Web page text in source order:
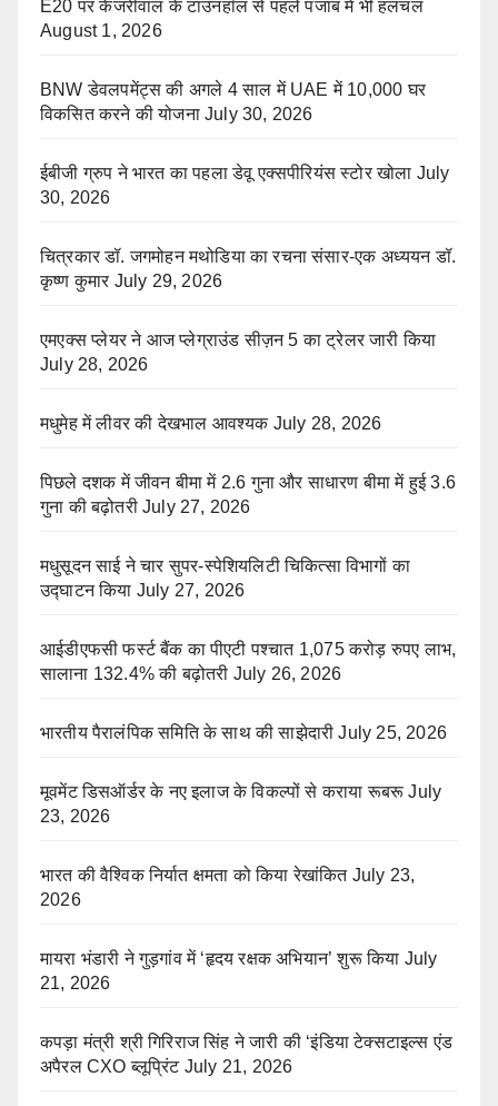
E20 पर केजरीवाल के टाउनहॉल से पहले पंजाब में भी हलचल
August 1, 2026
BNW डेवलपमेंट्स की अगले 4 साल में UAE में 10,000 घर
विकसित करने की योजना July 30, 2026
ईबीजी ग्रुप ने भारत का पहला डेवू एक्सपीरियंस स्टोर खोला July
30, 2026
चित्रकार डॉ. जगमोहन मथोडिया का रचना संसार-एक अध्ययन डॉ.
कृष्ण कुमार July 29, 2026
एमएक्स प्लेयर ने आज प्लेग्राउंड सीज़न 5 का ट्रेलर जारी किया
July 28, 2026
मधुमेह में लीवर की देखभाल आवश्यक July 28, 2026
पिछले दशक में जीवन बीमा में 2.6 गुना और साधारण बीमा में हुई 3.6
गुना की बढ़ोतरी July 27, 2026
मधुसूदन साई ने चार सुपर-स्पेशियलिटी चिकित्सा विभागों का
उद्घाटन किया July 27, 2026
आईडीएफसी फर्स्ट बैंक का पीएटी पश्चात 1,075 करोड़ रुपए लाभ,
सालाना 132.4% की बढ़ोतरी July 26, 2026
भारतीय पैरालंपिक समिति के साथ की साझेदारी July 25, 2026
मूवमेंट डिसऑर्डर के नए इलाज के विकल्पों से कराया रूबरू July
23, 2026
भारत की वैश्विक निर्यात क्षमता को किया रेखांकित July 23,
2026
मायरा भंडारी ने गुड़गांव में ‘हृदय रक्षक अभियान’ शुरू किया July
21, 2026
कपड़ा मंत्री श्री गिरिराज सिंह ने जारी की ‘इंडिया टेक्सटाइल्स एंड
अपैरल CXO ब्लूप्रिंट July 21, 2026